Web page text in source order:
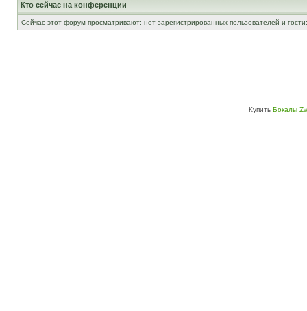
Кто сейчас на конференции
Сейчас этот форум просматривают: нет зарегистрированных пользователей и
Купить Бокалы